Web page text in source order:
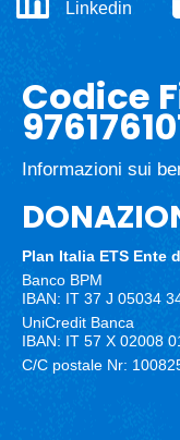
Linkedin
Codice
Informazioni sui
Plan Italia ETS Ente
Banco BPM
IBAN: IT 37 J 05034
UniCredit Banca
IBAN: IT 57 X 02008
C/C postale Nr: